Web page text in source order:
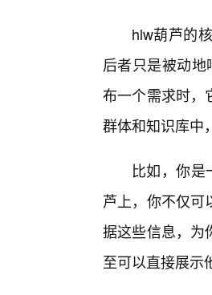
hlw葫芦的
后者只是被动
布一个需求时，
群体和知识库中
比如，你
芦上，你不仅可
据这些信息，为
至可以直接展示